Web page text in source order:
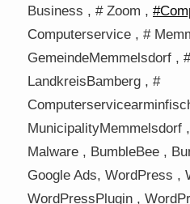
Business , # Zoom ,
Computerservice , #
GemeindeMemmelsdorf ,
LandkreisBamberg , #
MunicipalityMemmelsdorf
Malware , BumbleBee ,
Google Ads, WordPress ,
WordPressPlugin ,